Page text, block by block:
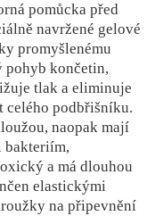
pomůcka před
navržené gelové
promyšlenému
pohyb končetin,
tlak a eliminuje
celého podbřišníku.
naopak mají
bakteriím,
a má dlouhou
elastickými
na připevnění